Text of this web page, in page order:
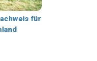
für